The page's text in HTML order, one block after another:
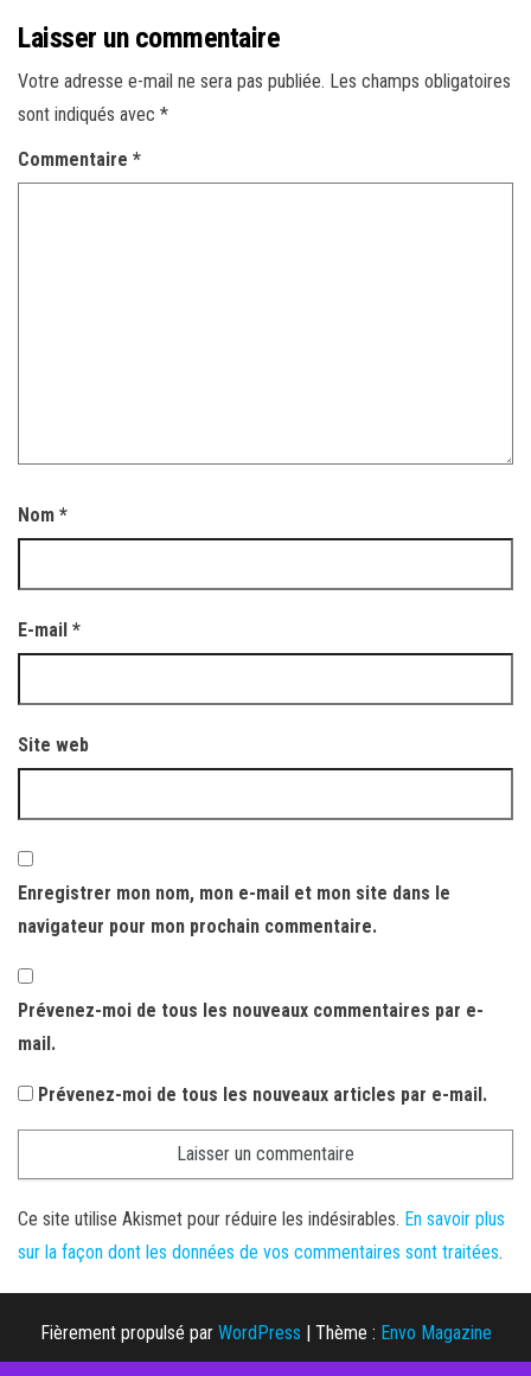
Laisser un commentaire
Votre adresse e-mail ne sera pas publiée. Les champs obligatoires
sont indiqués avec *
Commentaire *
Nom *
E-mail *
Site web
Enregistrer mon nom, mon e-mail et mon site dans le
navigateur pour mon prochain commentaire.
Prévenez-moi de tous les nouveaux commentaires par e-
mail.
Prévenez-moi de tous les nouveaux articles par e-mail.
Ce site utilise Akismet pour réduire les indésirables. En savoir plus
sur la façon dont les données de vos commentaires sont traitées.
Fièrement propulsé par WordPress | Thème : Envo Magazine